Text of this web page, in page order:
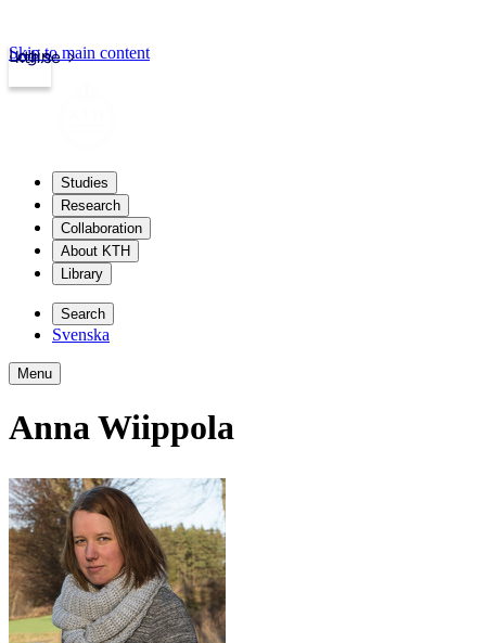
kth.se
Login
Skip to main content
Studies
Research
Collaboration
About KTH
Library
Search
Svenska
Menu
Anna Wiippola